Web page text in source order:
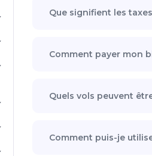
Que signifient les
Comment payer mon
Quels vols peuvent
Comment puis-je